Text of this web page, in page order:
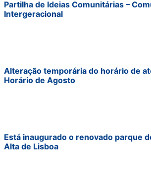
Partilha de Ideias Comunitárias –
Intergeracional
Alteração temporária do horário de
Horário de Agosto
Está inaugurado o renovado parque
Alta de Lisboa